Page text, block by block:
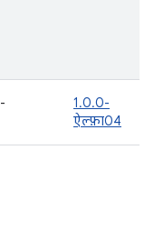
-
1.0.0-
ऐल्फ़ा04